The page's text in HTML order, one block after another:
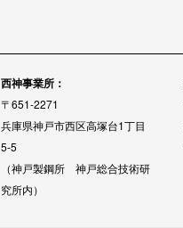
西神事業所：
〒651-2271
兵庫県神戸市西区高塚台1丁目
5-5
（神戸製鋼所 神戸総合技術研
究所内）